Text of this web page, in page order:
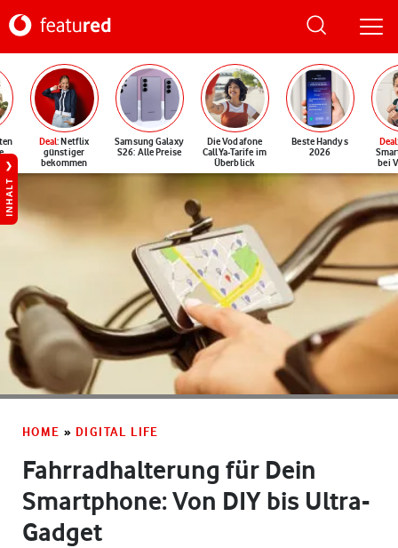
Deal: Netflix
günstiger
bekommen
Samsung Galaxy
S26: Alle Preise
Die Vodafone
CallYa-Tarife im
Überblick
Beste Handys
2026
Deal
bei
INHALT
HOME » DIGITAL LIFE
Fahrradhalterung für Dein
Smartphone: Von DIY bis Ultra-
Gadget